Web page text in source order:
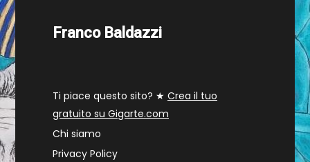
Franco Baldazzi
Ti piace questo sito? ★ Crea il tuo
gratuito su Gigarte.com
Chi siamo
Privacy Policy